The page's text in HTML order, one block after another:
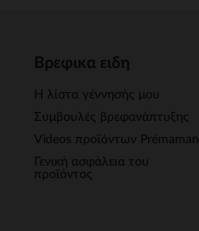
Βρεφικα ειδη
Η λίστα γέννησής μου
Συμβουλές βρεφανάπτυξης
Videos προϊόντων Prémaman
Γενική ασφάλεια του
προϊόντος